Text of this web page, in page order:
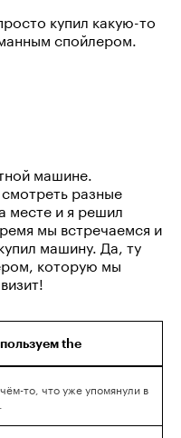
купил какую-то
спойлером.
машине.
разные
месте и я решил
мы встречаемся и
машину. Да, ту
которую мы
the
то, что уже упомянули в